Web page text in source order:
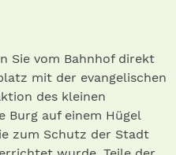
Sie vom Bahnhof direkt
mit der evangelischen
des kleinen
Burg auf einem Hügel
zum Schutz der Stadt